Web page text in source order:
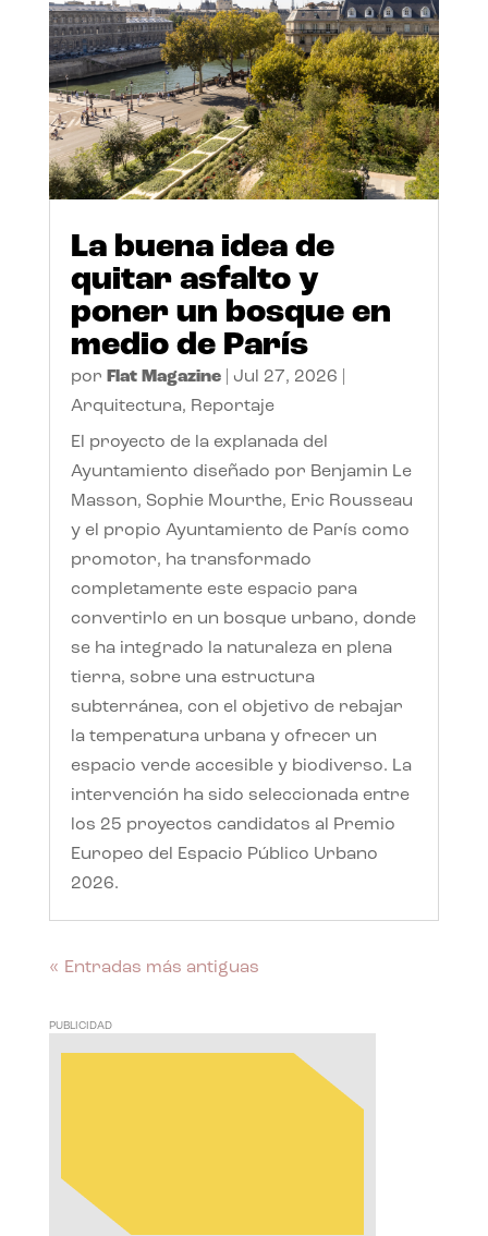
La buena idea de
quitar asfalto y
poner un bosque en
medio de París
por Flat Magazine| Jul 27, 2026
Arquitectura, Reportaje
El proyecto de la explanada del
Ayuntamiento diseñado por Benjamin Le
Masson, Sophie Mourthe, Eric Rousseau
y el propio Ayuntamiento de París como
promotor, ha transformado
completamente este espacio para
convertirlo en un bosque urbano, donde
se ha integrado la naturaleza en plena
tierra, sobre una estructura
subterránea, con el objetivo de rebajar
la temperatura urbana y ofrecer un
espacio verde accesible y biodiverso. La
intervención ha sido seleccionada entre
los 25 proyectos candidatos al Premio
Europeo del Espacio Público Urbano
2026.
« Entradas más antiguas
PUBLICIDAD